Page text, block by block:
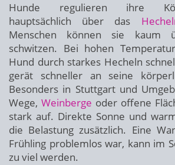
Hunde regulieren ihre
hauptsächlich über das
Menschen können sie kaum
schwitzen. Bei hohen
Hund durch starkes Hecheln
gerät schneller an seine
Besonders in Stuttgart und
Wege, Weinberge oder offene
stark auf. Direkte Sonne und
die Belastung zusätzlich. Eine
Frühling problemlos war, kann im
zu viel werden.